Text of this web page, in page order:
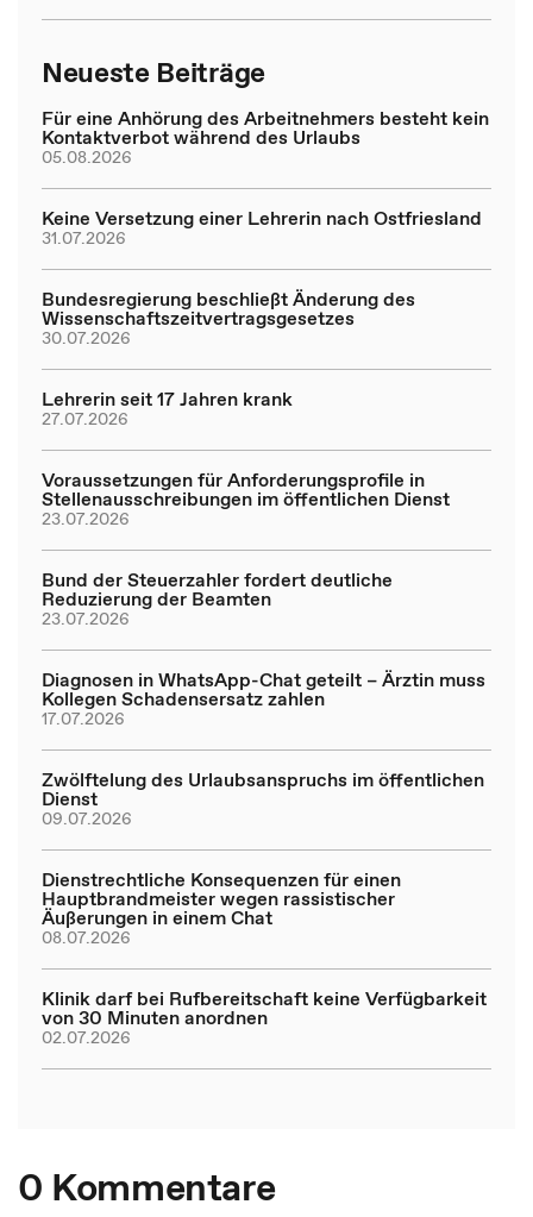
Neueste Beiträge
Für eine Anhörung des Arbeitnehmers besteht kein
Kontaktverbot während des Urlaubs
05.08.2026
Keine Versetzung einer Lehrerin nach Ostfriesland
31.07.2026
Bundesregierung beschließt Änderung des
Wissenschaftszeitvertragsgesetzes
30.07.2026
Lehrerin seit 17 Jahren krank
27.07.2026
Voraussetzungen für Anforderungsprofile in
Stellenausschreibungen im öffentlichen Dienst
23.07.2026
Bund der Steuerzahler fordert deutliche
Reduzierung der Beamten
23.07.2026
Diagnosen in WhatsApp-Chat geteilt – Ärztin muss
Kollegen Schadensersatz zahlen
17.07.2026
Zwölftelung des Urlaubsanspruchs im öffentlichen
Dienst
09.07.2026
Dienstrechtliche Konsequenzen für einen
Hauptbrandmeister wegen rassistischer
Äußerungen in einem Chat
08.07.2026
Klinik darf bei Rufbereitschaft keine Verfügbarkeit
von 30 Minuten anordnen
02.07.2026
0 Kommentare